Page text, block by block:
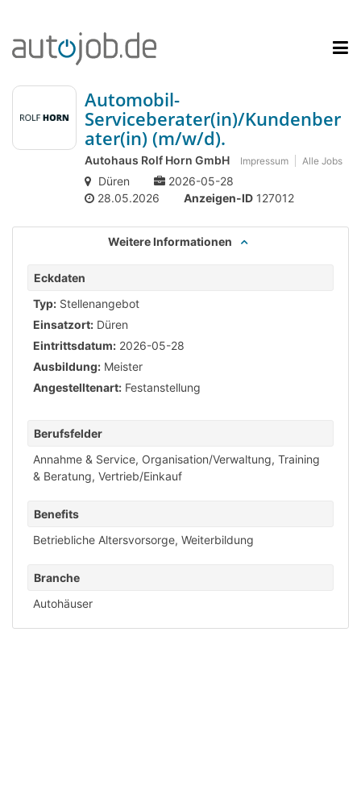
Automobil-
Serviceberater(in)/Kundenber
ater(in) (m/w/d).
Autohaus Rolf Horn GmbH Impressum Alle Jobs
Düren
2026-05-28
28.05.2026
Anzeigen-ID 127012
Weitere Informationen
Eckdaten
Typ: Stellenangebot
Einsatzort: Düren
Eintrittsdatum: 2026-05-28
Ausbildung: Meister
Angestelltenart: Festanstellung
Berufsfelder
Annahme & Service, Organisation/Verwaltung, Training
& Beratung, Vertrieb/Einkauf
Benefits
Betriebliche Altersvorsorge, Weiterbildung
Branche
Autohäuser